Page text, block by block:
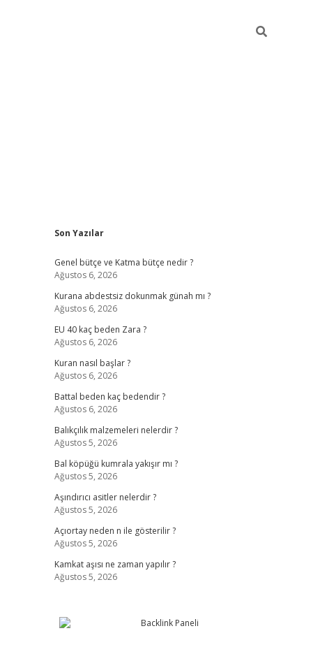
Sidebar
Son Yazılar
Genel bütçe ve Katma bütçe nedir ?
Ağustos 6, 2026
Kurana abdestsiz dokunmak günah mı ?
Ağustos 6, 2026
EU 40 kaç beden Zara ?
Ağustos 6, 2026
Kuran nasıl başlar ?
Ağustos 6, 2026
Battal beden kaç bedendir ?
Ağustos 6, 2026
Balıkçılık malzemeleri nelerdir ?
Ağustos 5, 2026
Bal köpüğü kumrala yakışır mı ?
Ağustos 5, 2026
Aşındırıcı asitler nelerdir ?
Ağustos 5, 2026
Açıortay neden n ile gösterilir ?
Ağustos 5, 2026
Kamkat aşısı ne zaman yapılır ?
Ağustos 5, 2026